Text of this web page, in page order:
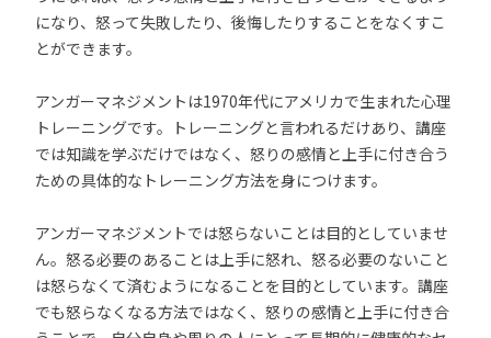
になり、怒って失敗したり、後悔したりすることをなくすこ
とができます。
アンガーマネジメントは1970年代にアメリカで生まれた心理
トレーニングです。トレーニングと言われるだけあり、講座
では知識を学ぶだけではなく、怒りの感情と上手に付き合う
ための具体的なトレーニング方法を身につけます。
アンガーマネジメントでは怒らないことは目的としていませ
ん。怒る必要のあることは上手に怒れ、怒る必要のないこと
は怒らなくて済むようになることを目的としています。講座
でも怒らなくなる方法ではなく、怒りの感情と上手に付き合